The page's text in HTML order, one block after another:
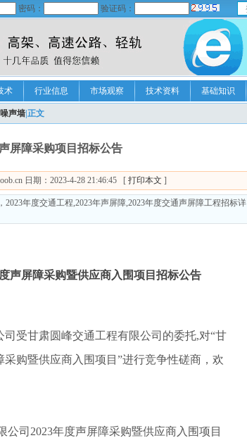
密码： 验证码：
术 行业信息 市场观察 技术资料 基础知识
声墙 |正文
屏障采购项目招标公告
日期：2023-4-28 21:46:45 [ 打印本文 ]
年度交通工程,2023年声屏障,2023年度交通声屏障工程招标详
声屏障采购暨供应商入围项目招标公告
受甘肃圆峰交通工程有限公司的委托,对“甘
购暨供应商入围项目”进行竞争性磋商，欢
公司2023年度声屏障采购暨供应商入围项目